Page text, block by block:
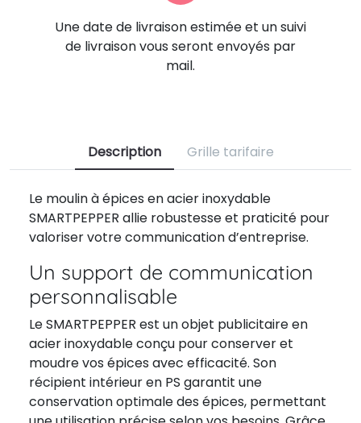
Une date de livraison estimée et un suivi
de livraison vous seront envoyés par
mail.
Description Grille tarifaire
Le moulin à épices en acier inoxydable
SMARTPEPPER allie robustesse et praticité pour
valoriser votre communication d’entreprise.
Un support de communication
personnalisable
Le SMARTPEPPER est un objet publicitaire en
acier inoxydable conçu pour conserver et
moudre vos épices avec efficacité. Son
récipient intérieur en PS garantit une
conservation optimale des épices, permettant